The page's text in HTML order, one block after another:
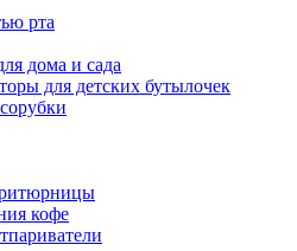
рта
дома и сада
для детских бутылочек
кофе